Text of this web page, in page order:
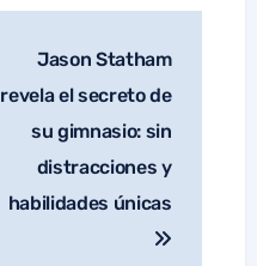
Jason Statham
revela el secreto de
su gimnasio: sin
distracciones y
habilidades únicas